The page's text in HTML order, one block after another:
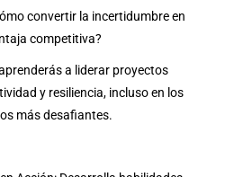
convertir la incertidumbre en
competitiva?
a liderar proyectos
y resiliencia, incluso en los
más desafiantes.